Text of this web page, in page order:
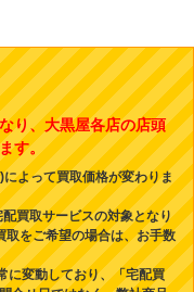
り、大黒屋各店の店頭
す。
よって買取価格が変わりま
買取サービスの対象となり
取をご希望の場合は、お手数
に変動しており、「宅配買